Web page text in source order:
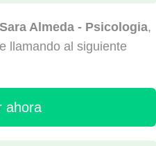
Sara Almeda - Psicologia,
llamando al siguiente
ahora